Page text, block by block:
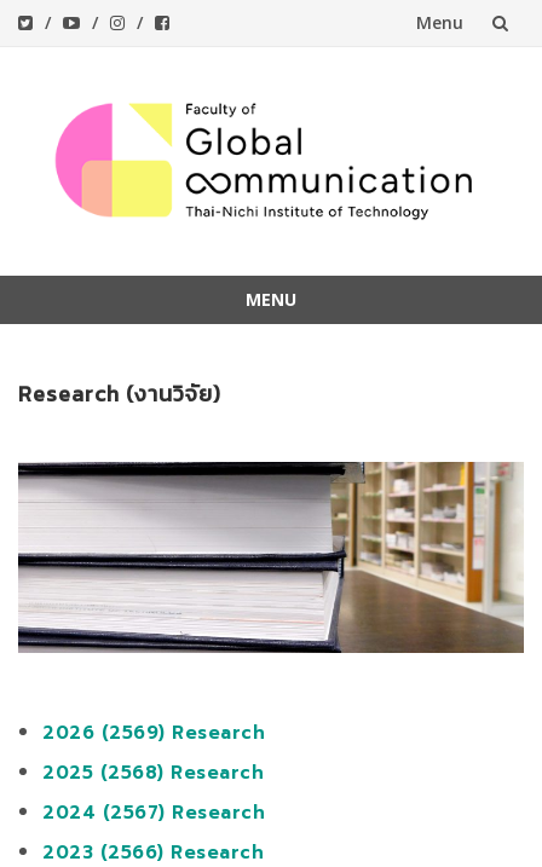
Menu
content
MENU
content
Research (งานวิจัย)
2026 (2569) Research
2025 (2568) Research
2024 (2567) Research
2023 (2566) Research